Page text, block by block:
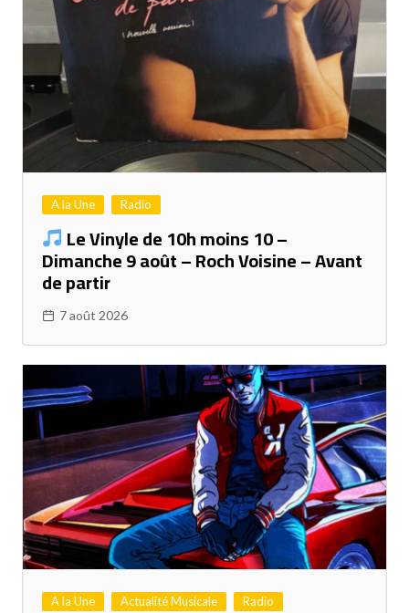
A la Une Radio
Le Vinyle de 10h moins 10 –
Dimanche 9 août – Roch Voisine – Avant
de partir
7 août 2026
A la Une Actualité Musicale Radio